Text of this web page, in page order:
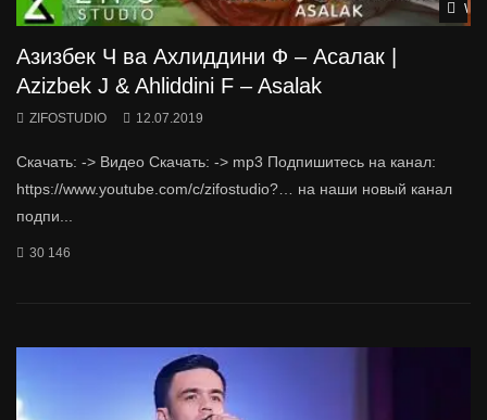
Азизбек Ч ва Ахлиддини Ф – Асалак |
Azizbek J & Ahliddini F – Asalak
ZIFOSTUDIO 12.07.2019
Скачать: -> Видео Скачать: -> mp3 Подпишитесь на канал:
https://www.youtube.com/c/zifostudio?… на наши новый канал
подпи...
30 146